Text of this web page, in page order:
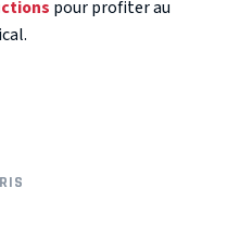
pour profiter au